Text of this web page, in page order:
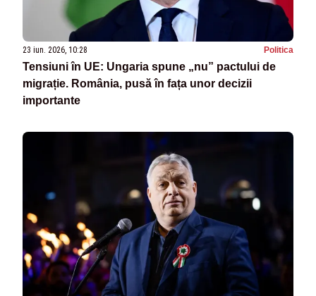
23 iun. 2026, 10:28 Politica
Tensiuni în UE: Ungaria spune „nu” pactului de
migrație. România, pusă în fața unor decizii
importante